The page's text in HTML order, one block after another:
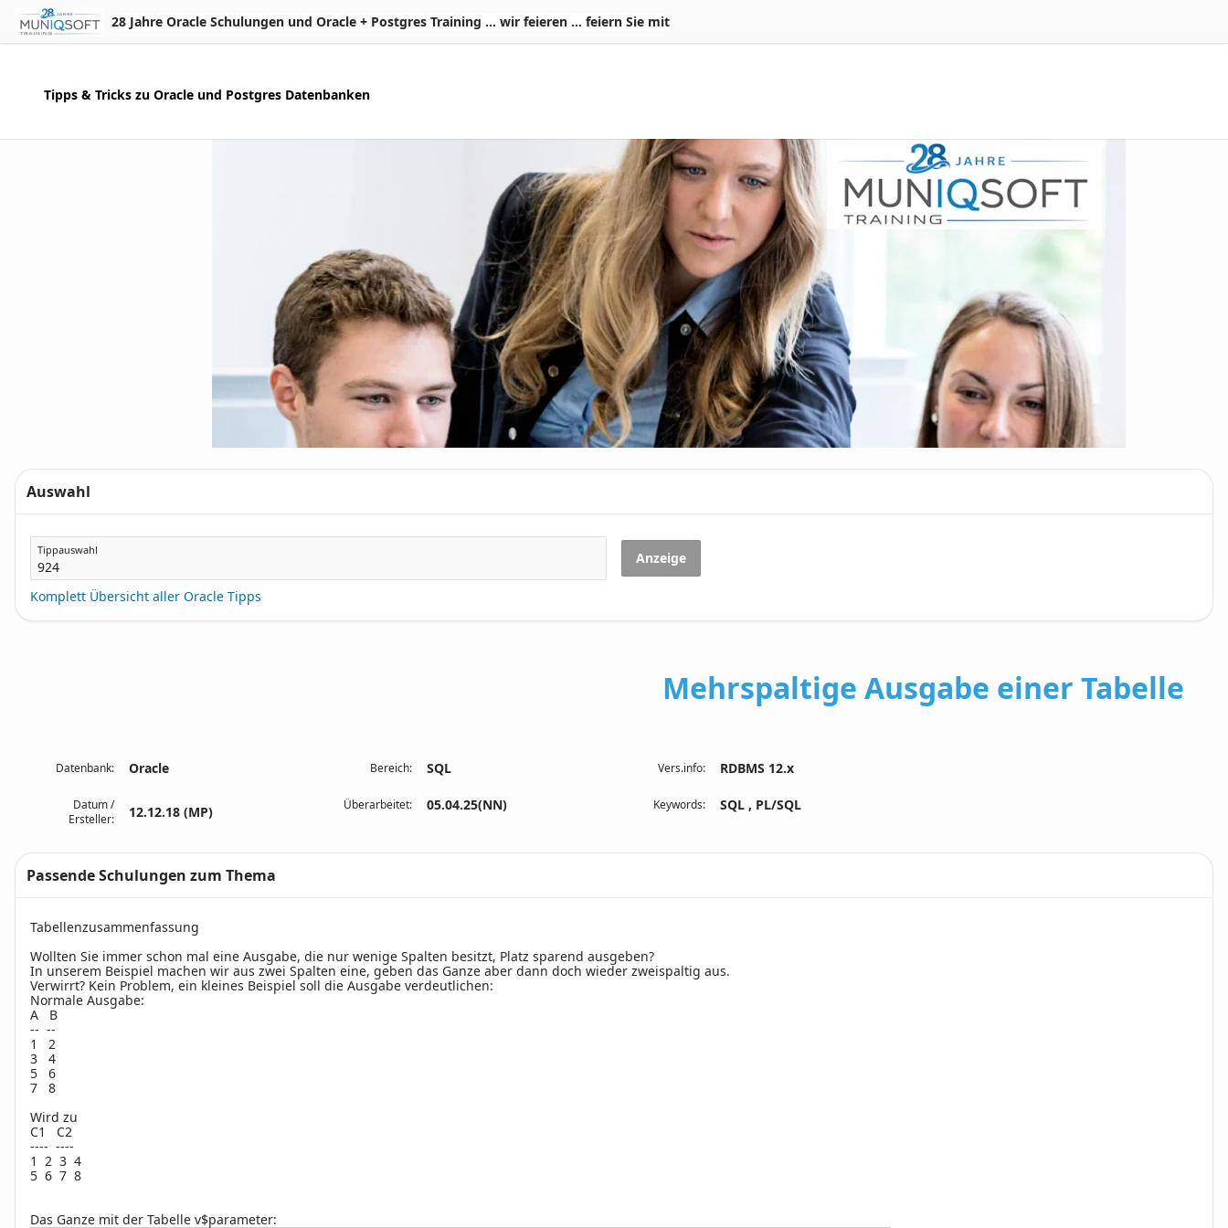
Skip to Main Content
28 Jahre Oracle Schulungen und Oracle + Postgres Training ... wir feieren ... feiern Sie mit
Tipps & Tricks zu Oracle und Postgres Datenbanken
Auswahl
Tippauswahl Anzeige
Komplett Übersicht aller Oracle Tipps
Mehrspaltige Ausgabe einer Tabelle
Datenbank: Oracle Bereich: SQL Vers.info: RDBMS 12.x
Datum /
Ersteller:
12.12.18 (MP) Überarbeitet: 05.04.25(NN) Keywords: SQL , PL/SQL
Passende Schulungen zum Thema
Text
Tabellenzusammenfassung
Wollten Sie immer schon mal eine Ausgabe, die nur wenige Spalten besitzt, Platz sparend ausgeben?
In unserem Beispiel machen wir aus zwei Spalten eine, geben das Ganze aber dann doch wieder zweispaltig aus.
Verwirrt? Kein Problem, ein kleines Beispiel soll die Ausgabe verdeutlichen:
Normale Ausgabe:
A B
-- --
1 2
3 4
5 6
7 8
Wird zu
C1 C2
---- ----
1 2 3 4
5 6 7 8
Das Ganze mit der Tabelle v$parameter: